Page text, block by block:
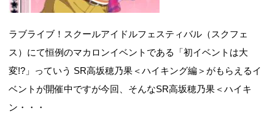
ラブライブ！スクールアイドルフェスティバル（スクフェ
ス）にて恒例のマカロンイベントである「初イベントは大
変!?」っていう SR高坂穂乃果＜ハイキング編＞がもらえるイ
ベントが開催中ですが今回、そんなSR高坂穂乃果＜ハイキ
ン・・・